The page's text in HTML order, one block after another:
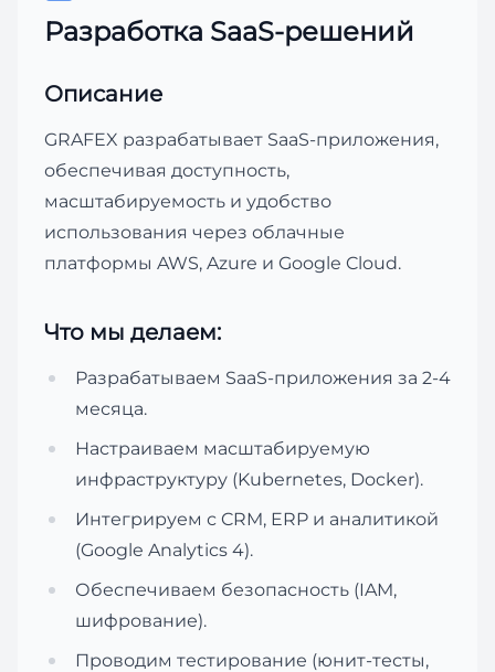
Разработка SaaS-решений
Описание
GRAFEX разрабатывает SaaS-приложения,
обеспечивая доступность,
масштабируемость и удобство
использования через облачные
платформы AWS, Azure и Google Cloud.
Что мы делаем:
Разрабатываем SaaS-приложения за 2-4
месяца.
Настраиваем масштабируемую
инфраструктуру (Kubernetes, Docker).
Интегрируем с CRM, ERP и аналитикой
(Google Analytics 4).
Обеспечиваем безопасность (IAM,
шифрование).
Проводим тестирование (юнит-тесты,